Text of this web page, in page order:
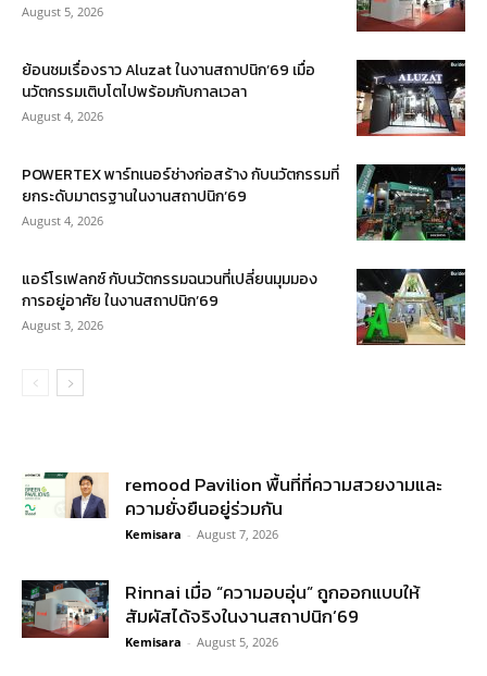
August 5, 2026
ย้อนชมเรื่องราว Aluzat ในงานสถาปนิก’69 เมื่อ
นวัตกรรมเติบโตไปพร้อมกับกาลเวลา
August 4, 2026
POWERTEX พาร์ทเนอร์ช่างก่อสร้าง กับนวัตกรรมที่
ยกระดับมาตรฐานในงานสถาปนิก’69
August 4, 2026
แอร์โรเฟลกซ์ กับนวัตกรรมฉนวนที่เปลี่ยนมุมมอง
การอยู่อาศัย ในงานสถาปนิก’69
August 3, 2026
remood Pavilion พื้นที่ที่ความสวยงามและ
ความยั่งยืนอยู่ร่วมกัน
Kemisara - August 7, 2026
Rinnai เมื่อ “ความอบอุ่น” ถูกออกแบบให้
สัมผัสได้จริงในงานสถาปนิก’69
Kemisara - August 5, 2026